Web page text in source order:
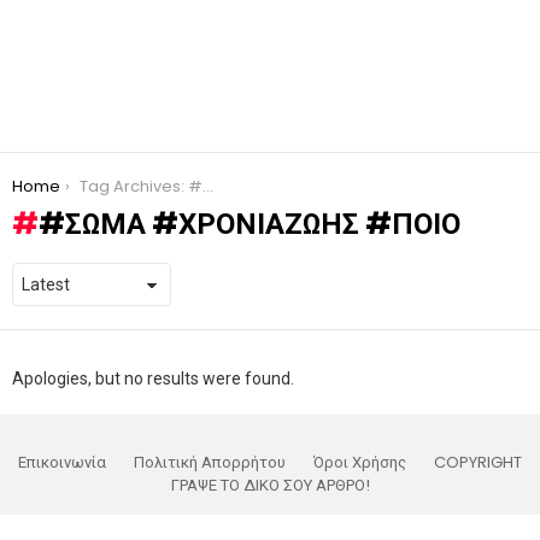
You are here:
Home Tag Archives: #σώμα #χρόνιαζωής #ποιο
#ΣΏΜΑ #ΧΡΌΝΙΑΖΩΉΣ #ΠΟΙΟ
Apologies, but no results were found.
Επικοινωνία Πολιτική Απορρήτου Όροι Χρήσης
COPYRIGHT
ΓΡΑΨΕ ΤΟ ΔΙΚΟ ΣΟΥ ΑΡΘΡΟ!